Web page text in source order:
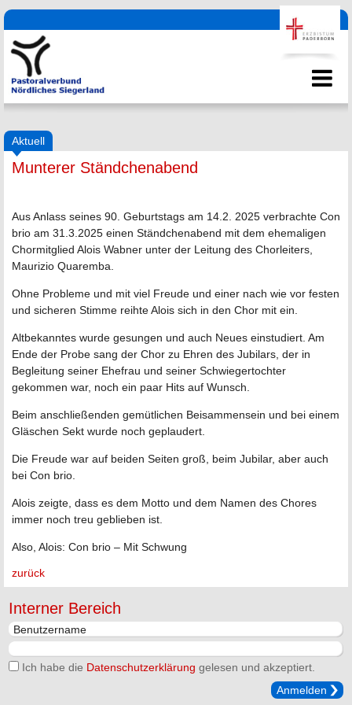
Aktuell
Munterer Ständchenabend
Aus Anlass seines 90. Geburtstags am 14.2. 2025 verbrachte Con
brio am 31.3.2025 einen Ständchenabend mit dem ehemaligen
Chormitglied Alois Wabner unter der Leitung des Chorleiters,
Maurizio Quaremba.
Ohne Probleme und mit viel Freude und einer nach wie vor festen
und sicheren Stimme reihte Alois sich in den Chor mit ein.
Altbekanntes wurde gesungen und auch Neues einstudiert. Am
Ende der Probe sang der Chor zu Ehren des Jubilars, der in
Begleitung seiner Ehefrau und seiner Schwiegertochter
gekommen war, noch ein paar Hits auf Wunsch.
Beim anschließenden gemütlichen Beisammensein und bei einem
Gläschen Sekt wurde noch geplaudert.
Die Freude war auf beiden Seiten groß, beim Jubilar, aber auch
bei Con brio.
Alois zeigte, dass es dem Motto und dem Namen des Chores
immer noch treu geblieben ist.
Also, Alois: Con brio – Mit Schwung
zurück
Interner Bereich
Ich habe die Datenschutzerklärung gelesen und akzeptiert.
Anmelden